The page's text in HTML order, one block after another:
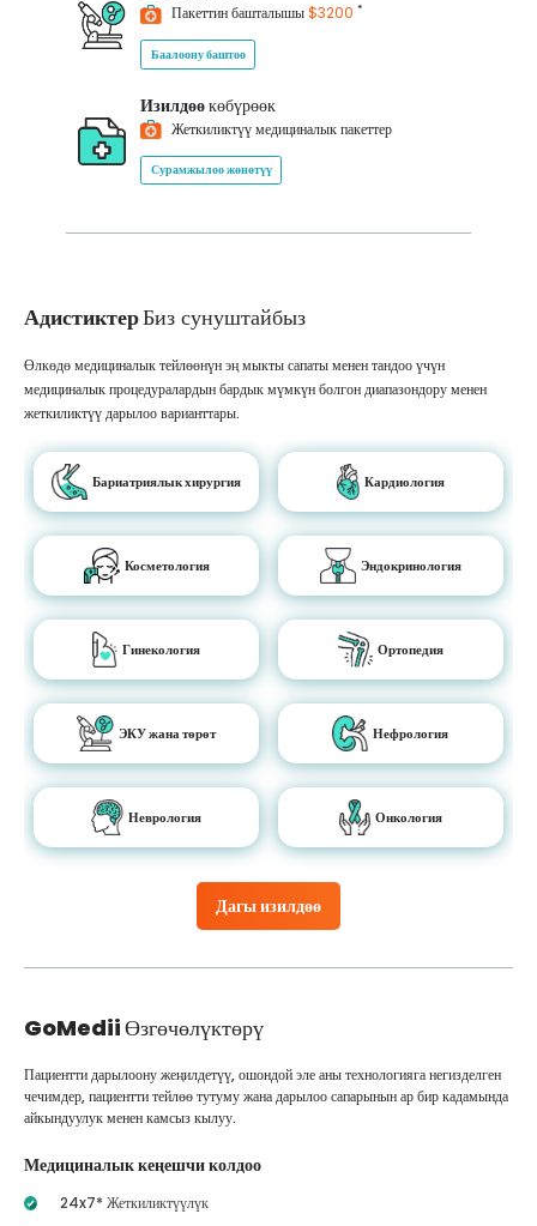
Пакеттин башталышы$3200 *
Баалоону баштоо
Изилдөөкөбүрөөк
Жеткиликтүү медициналык пакеттер
Сурамжылоо жөнөтүү
АдистиктерБиз сунуштайбыз
Дагы изилдөө
Өлкөдө медициналык тейлөөнүн эң мыкты сапаты менен тандоо үчүн
медициналык процедуралардын бардык мүмкүн болгон диапазондору менен
жеткиликтүү дарылоо варианттары.
Бариатриялык хирургия Кардиология
Косметология Эндокринология
Гинекология Ортопедия
ЭКУ жана төрөт Нефрология
Неврология Онкология
GoMediiӨзгөчөлүктөрү
Пациентти дарылоону жеңилдетүү, ошондой эле аны технологияга негизделген
чечимдер, пациентти тейлөө тутуму жана дарылоо сапарынын ар бир кадамында
айкындуулук менен камсыз кылуу.
Медициналык кеңешчи колдоо
24x7* Жеткиликтүүлүк